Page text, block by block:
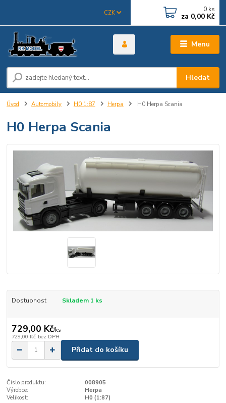
Menu
CZK
Hledat
0 ks
za 0,00 Kč
Úvod Automobily H0 1:87 Herpa H0 Herpa Scania
H0 Herpa Scania
Dostupnost Skladem 1 ks
729,00 Kč/ks
729,00 Kč bez DPH
Přidat do košíku
Číslo produktu:
008905
Výrobce:
Herpa
Velikost:
H0 (1:87)